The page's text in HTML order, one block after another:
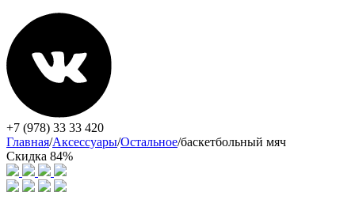
+7 (978) 33 33 420
Главная/Аксессуары/Остальное/баскетбольный мяч
Скидка 84%